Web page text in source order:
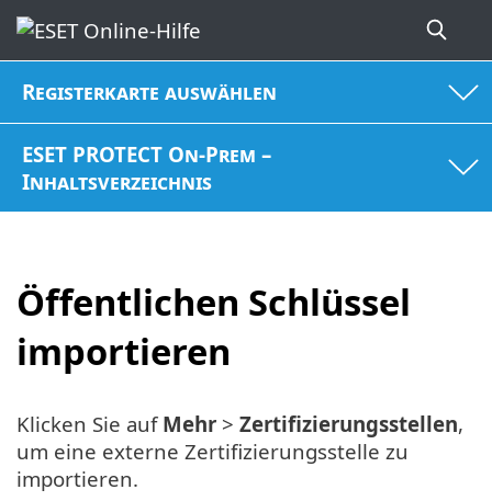
Registerkarte auswählen
ESET PROTECT On-Prem –
Inhaltsverzeichnis
Öffentlichen Schlüssel
importieren
Klicken Sie auf Mehr > Zertifizierungsstellen,
um eine externe Zertifizierungsstelle zu
importieren.